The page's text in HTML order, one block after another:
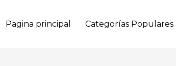
Pagina principal Categorías Populares